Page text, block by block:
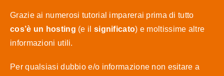
Grazie ai numerosi tutorial imparerai prima di tutto
cos’è un hosting (e il significato) e moltissime altre
informazioni utili.
Per qualsiasi dubbio e/o informazione non esitare a